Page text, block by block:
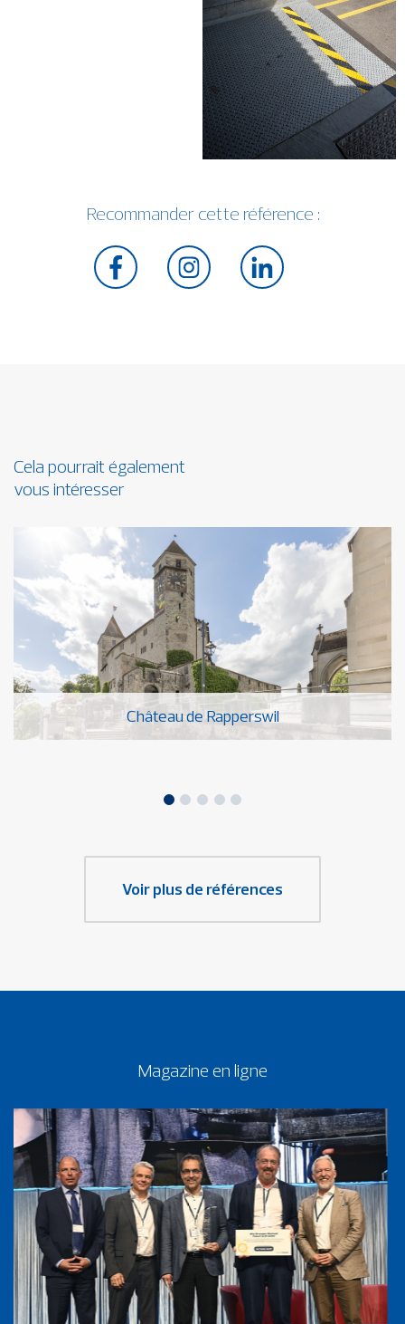
Recommander cette référence :
Cela pourrait également
vous intéresser
Château de Rapperswil
Voir plus de références
Magazine en ligne